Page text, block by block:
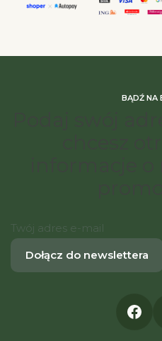
BĄDŹ NA
Twój adres e-mail
Dołącz do newslettera